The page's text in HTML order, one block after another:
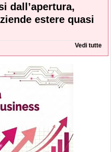
dall’apertura,
estere quasi
Vedi tutte